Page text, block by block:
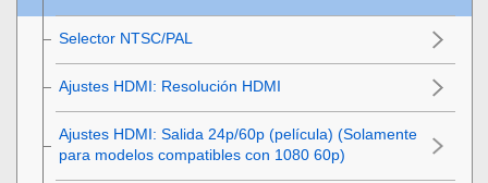
Selector NTSC/PAL
Ajustes HDMI: Resolución HDMI
Ajustes HDMI: Salida 24p/60p (película) (Solamente
para modelos compatibles con 1080 60p)